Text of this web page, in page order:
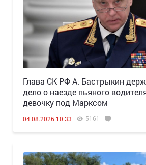
Глава СК РФ А. Бастрыкин
дело о наезде пьяного
девочку под Марксом
04.08.2026 10:33 5161